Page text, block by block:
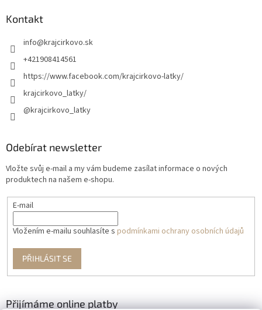
Kontakt
info@krajcirkovo.sk
+421908414561
https://www.facebook.com/krajcirkovo-latky/
krajcirkovo_latky/
@krajcirkovo_latky
Odebírat newsletter
Vložte svůj e-mail a my vám budeme zasílat informace o nových
produktech na našem e-shopu.
E-mail
Vložením e-mailu souhlasíte s podmínkami ochrany osobních údajů
PŘIHLÁSIT SE
Přijímáme online platby